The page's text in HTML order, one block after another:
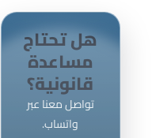
هل تحتاج
مساعدة
قانونية؟
تواصل معنا عبر
واتساب.